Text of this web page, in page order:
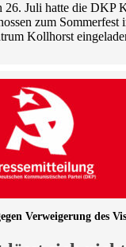
26. Juli hatte die DKP
zum Sommerfest
Kollhorst
Verweigerung des